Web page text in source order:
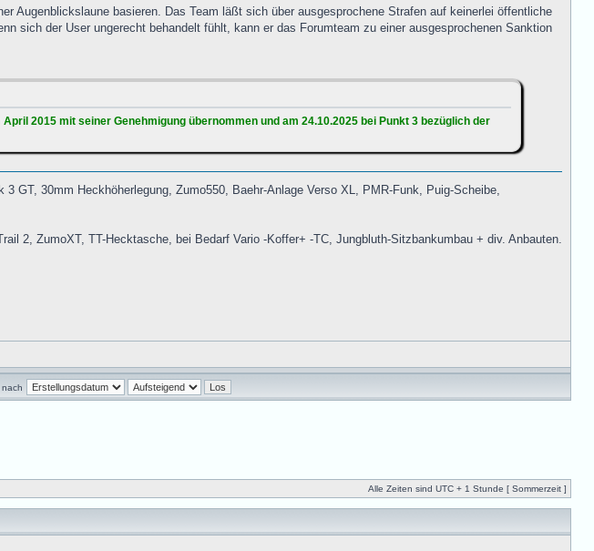
Augenblickslaune basieren. Das Team läßt sich über ausgesprochene Strafen auf keinerlei öffentliche
sich der User ungerecht behandelt fühlt, kann er das Forumteam zu einer ausgesprochenen Sanktion
2015 mit seiner Genehmigung übernommen und am 24.10.2025 bei Punkt 3 bezüglich der
GT, 30mm Heckhöherlegung, Zumo550, Baehr-Anlage Verso XL, PMR-Funk, Puig-Scheibe,
2, ZumoXT, TT-Hecktasche, bei Bedarf Vario -Koffer+ -TC, Jungbluth-Sitzbankumbau + div. Anbauten.
nach
Alle Zeiten sind UTC + 1 Stunde [ Sommerzeit ]